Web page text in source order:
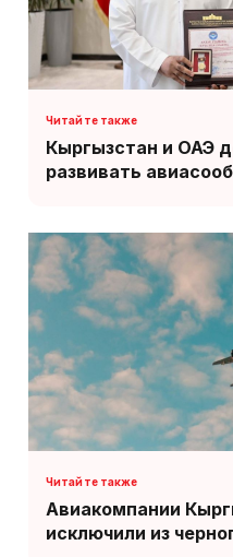
Кыргызстан и ОАЭ
развивать
Авиакомпании
исключили из